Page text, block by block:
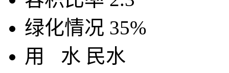
绿化情况 35%
用 水 民水